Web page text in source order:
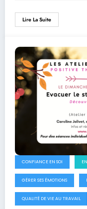
Lire La Suite
CONFIANCE EN SOI
GÉRER SES ÉMOTIONS
QUALITÉ DE VIE AU TRAVAIL